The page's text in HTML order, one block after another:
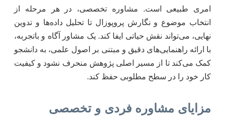
امری طبیعی است. مشاوره تخصصی، در هر مرحله از
انتخاب موضوع و نگارش پروپوزال تا تحلیل داده‌ها و تدوین
نهایی، می‌تواند نقش حیاتی ایفا کند. یک مشاور آگاه و باتجربه،
با ارائه راهنمایی‌های دقیق و مبتنی بر اصول علمی، به دانشجو
کمک می‌کند تا از مسیر اصلی پژوهش منحرف نشود و کیفیت
کار خود را در سطح مطلوبی حفظ کند.
مزایای مشاوره فردی و تخصصی